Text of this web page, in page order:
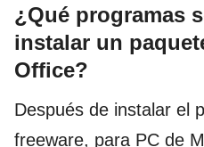
¿Qué programas
instalar un
Office?
Después de instalar el
freeware, para PC de